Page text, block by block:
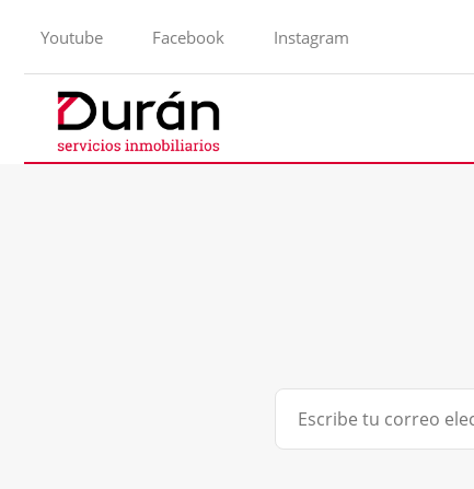
Youtube Facebook Instagram